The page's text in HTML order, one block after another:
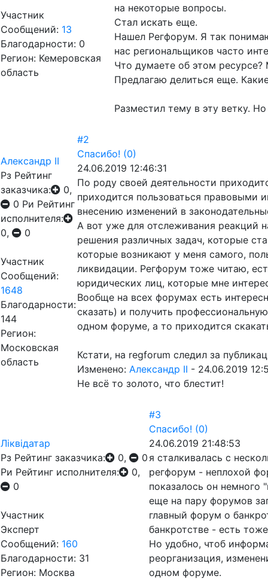
Участник
Сообщений: 13
Благодарности: 0
Регион: Кемеровская
область
на некоторые вопросы.
Стал искать еще.
Нашел Регфорум. Я так
нас региональщиков часто
Что думаете об этом
Предлагаю делиться еще.
Разместил тему в эту ветку.
Александр II
Рз Рейтинг
заказчика:
0,
0 Ри Рейтинг
исполнителя:
0,
0
Участник
Сообщений:
1648
Благодарности:
144
Регион:
Московская
область
#2
Спасибо! (0)
24.06.2019 12:46:31
По роду своей деятельности
приходится пользоваться правовыми
внесению изменений в
А вот уже для отслеживания реакций
решения различных задач, которые
которые возникают у меня самого,
ликвидации. Регфорум тоже читаю,
юридических лиц, которые мне
Вообще на всех форумах есть
сказать) и получить
одном форуме, а то приходится
Кстати, на regforum следил за
Изменено: Александр II - 24.06.2019
Не всё то золото, что блестит!
Лiквiдатар
Рз Рейтинг заказчика: 0,
0
Ри Рейтинг исполнителя:
0,
0
Участник
Эксперт
Сообщений: 160
Благодарности: 31
Регион: Москва
#3
Спасибо! (0)
24.06.2019 21:48:53
я сталкивалась с
регфорум - неплохой
показалось он немного
еще на пару форумов
главный форум о
банкротстве - есть
Но удобно, чтоб
реорганизация,
одном форуме.